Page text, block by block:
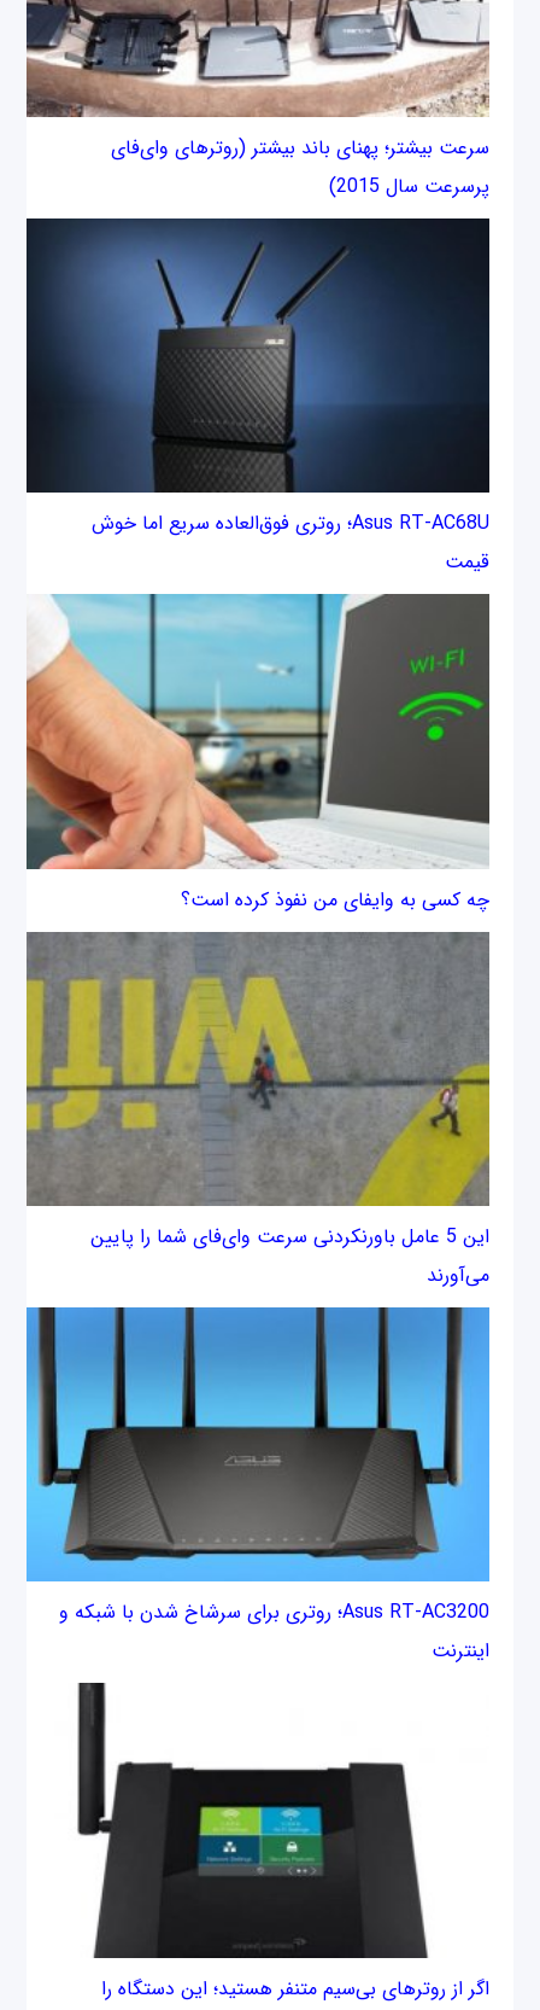
سرعت بیشتر؛ پهنای باند بیشتر (روترهای وای‌فای
پرسرعت سال 2015)
Asus RT-AC68U؛ روتری فوق‌العاده سریع اما خوش
قیمت
چه کسی به وای‎فای من نفوذ کرده است؟
این 5 عامل باورنکردنی سرعت وای‌فای شما را پایین
می‌آورند
Asus RT-AC3200؛ روتری برای سرشاخ شدن با شبکه و
اینترنت
اگر از روترهای بی‌سیم متنفر هستید؛ این دستگاه را